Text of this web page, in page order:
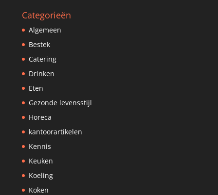
Categorieën
Algemeen
Bestek
Catering
Drinken
Eten
Gezonde levensstijl
Horeca
kantoorartikelen
Kennis
Keuken
Koeling
Koken